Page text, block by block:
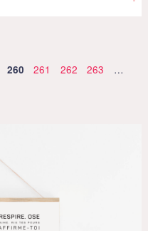
260 261 262 263
…